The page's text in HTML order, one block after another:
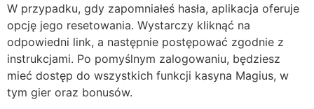
W przypadku, gdy zapomniałeś hasła, aplikacja oferuje
opcję jego resetowania. Wystarczy kliknąć na
odpowiedni link, a następnie postępować zgodnie z
instrukcjami. Po pomyślnym zalogowaniu, będziesz
mieć dostęp do wszystkich funkcji kasyna Magius, w
tym gier oraz bonusów.